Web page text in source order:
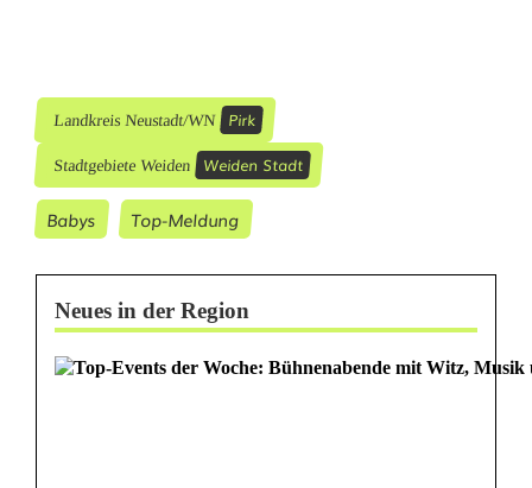
Landkreis Neustadt/WN Pirk
Stadtgebiete Weiden Weiden Stadt
Babys Top-Meldung
Neues in der Region